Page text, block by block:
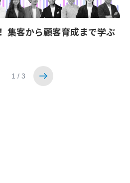
集客から顧客育成まで学ぶ
1 / 3